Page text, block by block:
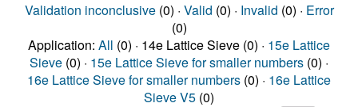
Validation inconclusive(0) · Valid (0) · Invalid (0) · Error
(0)
Application: All (0) · 14e Lattice Sieve (0) · 15e Lattice
Sieve (0) · 15e Lattice Sieve for smaller numbers (0) ·
16e Lattice Sieve for smaller numbers (0) · 16e Lattice
Sieve V5 (0)